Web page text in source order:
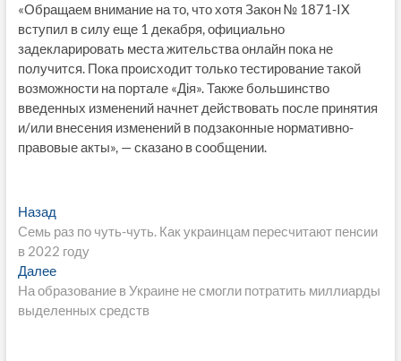
«Обращаем внимание на то, что хотя Закон № 1871-IX
вступил в силу еще 1 декабря, официально
задекларировать места жительства онлайн пока не
получится. Пока происходит только тестирование такой
возможности на портале «Дія». Также большинство
введенных изменений начнет действовать после принятия
и/или внесения изменений в подзаконные нормативно-
правовые акты», — сказано в сообщении.
Навигация
по
записям
НазадПредыдущая
запись:
Семь раз по чуть-чуть. Как украинцам пересчитают пенсии
в 2022 году
ДалееСледующая
запись:
На образование в Украине не смогли потратить миллиарды
выделенных средств